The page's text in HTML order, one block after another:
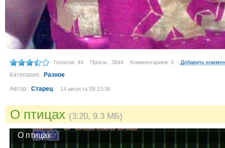
Голосов: 44 Просм.: 3644 Комментариев: 0 Добавить
Категория: Разное
Автор: Старец 14 августа´08 13:36
О птицах (3:20, 9.3 МБ)
О птицах